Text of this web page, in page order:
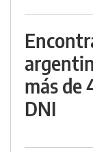
más de
DNI